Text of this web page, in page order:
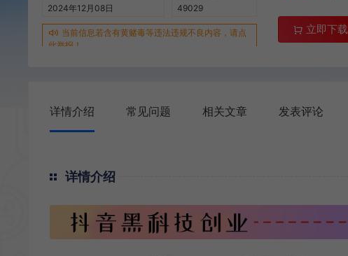
2024年12月08日
49029
当前信息若含有黄赌毒等违法违规不良内容，请点
此举报！
立即下载
详情介绍 常见问题 相关文章 发表评论
详情介绍